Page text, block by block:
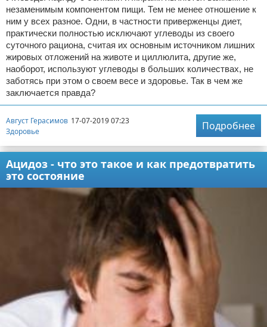
незаменимым компонентом пищи. Тем не менее отношение к
ним у всех разное. Одни, в частности приверженцы диет,
практически полностью исключают углеводы из своего
суточного рациона, считая их основным источником лишних
жировых отложений на животе и циллюлита, другие же,
наоборот, используют углеводы в больших количествах, не
заботясь при этом о своем весе и здоровье. Так в чем же
заключается правда?
Август Герасимов 17-07-2019 07:23
Здоровье
Подробнее
Ацидоз - что это такое и как предотвратить
это состояние